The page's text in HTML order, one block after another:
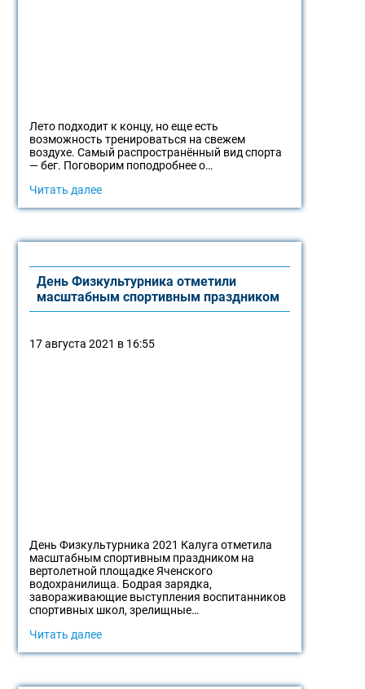
Лето подходит к концу, но еще есть
возможность тренироваться на свежем
воздухе. Самый распространённый вид спорта
— бег. Поговорим поподробнее о…
Читать далее
День Физкультурника отметили
масштабным спортивным праздником
17 августа 2021 в 16:55
День Физкультурника 2021 Калуга отметила
масштабным спортивным праздником на
вертолетной площадке Яченского
водохранилища. Бодрая зарядка,
завораживающие выступления воспитанников
спортивных школ, зрелищные…
Читать далее